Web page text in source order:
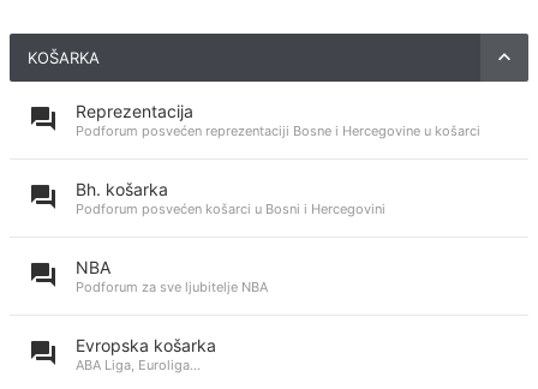
KOŠARKA
Reprezentacija
Podforum posvećen reprezentaciji Bosne i Hercegovine u košarci
Bh. košarka
Podforum posvećen košarci u Bosni i Hercegovini
NBA
Podforum za sve ljubitelje NBA
Evropska košarka
ABA Liga, Euroliga...